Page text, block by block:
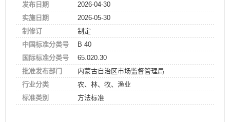
发布日期
2026-04-30
实施日期
2026-05-30
制修订
制定
中国标准分类号
B 40
国际标准分类号
65.020.30
批准发布部门
内蒙古自治区市场监督管理局
行业分类
农、林、牧、渔业
标准类别
方法标准